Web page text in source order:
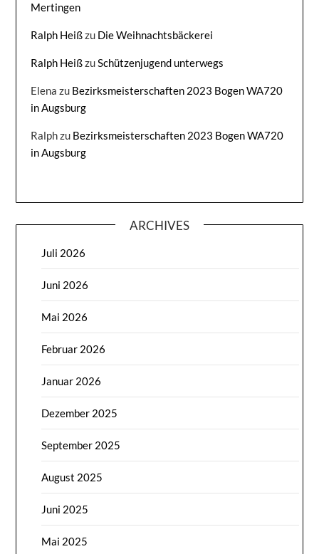
Mertingen
Ralph Heißzu Die Weihnachtsbäckerei
Ralph HeißzuSchützenjugend unterwegs
Elena zu Bezirksmeisterschaften 2023 Bogen WA720
in Augsburg
Ralphzu Bezirksmeisterschaften 2023 Bogen WA720
in Augsburg
ARCHIVES
Juli 2026
Juni 2026
Mai 2026
Februar 2026
Januar 2026
Dezember 2025
September 2025
August 2025
Juni 2025
Mai 2025